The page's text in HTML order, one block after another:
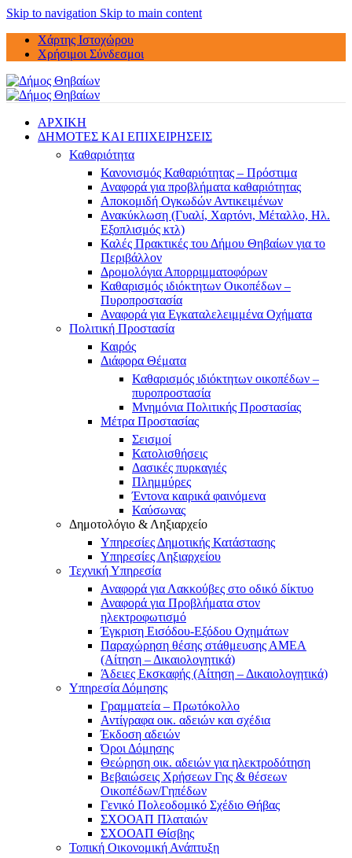
Skip to navigation Skip to main content
Χάρτης Ιστοχώρου
Χρήσιμοι Σύνδεσμοι
ΑΡΧΙΚΗ
ΔΗΜΟΤΕΣ ΚΑΙ ΕΠΙΧΕΙΡΗΣΕΙΣ
Καθαριότητα
Κανονισμός Καθαριότητας – Πρόστιμα
Αναφορά για προβλήματα καθαριότητας
Αποκομιδή Ογκωδών Αντικειμένων
Ανακύκλωση (Γυαλί, Χαρτόνι, Μέταλλο, Ηλ.
Εξοπλισμός κτλ)
Καλές Πρακτικές του Δήμου Θηβαίων για το
Περιβάλλον
Δρομολόγια Απορριμματοφόρων
Καθαρισμός ιδιόκτητων Οικοπέδων –
Πυροπροστασία
Αναφορά για Εγκαταλελειμμένα Οχήματα
Πολιτική Προστασία
Καιρός
Διάφορα Θέματα
Καθαρισμός ιδιόκτητων οικοπέδων –
πυροπροστασία
Μνημόνια Πολιτικής Προστασίας
Μέτρα Προστασίας
Σεισμοί
Κατολισθήσεις
Δασικές πυρκαγιές
Πλημμύρες
Έντονα καιρικά φαινόμενα
Καύσωνας
Δημοτολόγιο & Ληξιαρχείο
Υπηρεσίες Δημοτικής Κατάστασης
Υπηρεσίες Ληξιαρχείου
Τεχνική Υπηρεσία
Αναφορά για Λακκούβες στο οδικό δίκτυο
Αναφορά για Προβλήματα στον
ηλεκτροφωτισμό
Έγκριση Εισόδου-Εξόδου Οχημάτων
Παραχώρηση θέσης στάθμευσης ΑΜΕΑ
(Αίτηση – Δικαιολογητικά)
Άδειες Εκσκαφής (Αίτηση – Δικαιολογητικά)
Υπηρεσία Δόμησης
Γραμματεία – Πρωτόκολλο
Αντίγραφα οικ. αδειών και σχέδια
Έκδοση αδειών
Όροι Δόμησης
Θεώρηση οικ. αδειών για ηλεκτροδότηση
Βεβαιώσεις Χρήσεων Γης & θέσεων
Οικοπέδων/Γηπέδων
Γενικό Πολεοδομικό Σχέδιο Θήβας
ΣΧΟΟΑΠ Πλαταιών
ΣΧΟΟΑΠ Θίσβης
Τοπική Οικονομική Ανάπτυξη